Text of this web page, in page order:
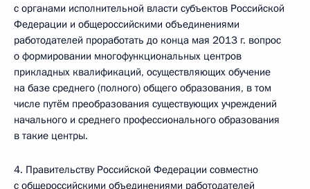
с органами исполнительной власти субъектов Российской
Федерации и общероссийскими объединениями
работодателей проработать до конца мая 2013 г. вопрос
о формировании многофункциональных центров
прикладных квалификаций, осуществляющих обучение
на базе среднего (полного) общего образования, в том
числе путём преобразования существующих учреждений
начального и среднего профессионального образования
в такие центры.
4. Правительству Российской Федерации совместно
с общероссийскими объединениями работодателей